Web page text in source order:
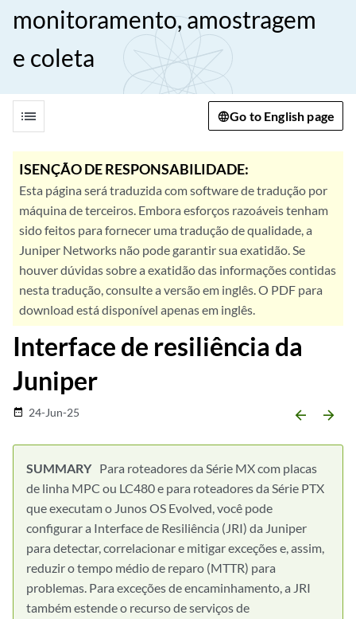
monitoramento, amostragem
e coleta
list Go to English page
ISENÇÃO DE RESPONSABILIDADE:
Esta página será traduzida com software de tradução por
máquina de terceiros. Embora esforços razoáveis tenham
sido feitos para fornecer uma tradução de qualidade, a
Juniper Networks não pode garantir sua exatidão. Se
houver dúvidas sobre a exatidão das informações contidas
nesta tradução, consulte a versão em inglês. O PDF para
download está disponível apenas em inglês.
Interface de resiliência da
Juniper
date_range 24-Jun-25 arrow_backward arrow_forward
Para roteadores da Série MX com placas
de linha MPC ou LC480 e para roteadores da Série PTX
que executam o Junos OS Evolved, você pode
configurar a Interface de Resiliência (JRI) da Juniper
para detectar, correlacionar e mitigar exceções e, assim,
reduzir o tempo médio de reparo (MTTR) para
problemas. Para exceções de encaminhamento, a JRI
também estende o recurso de serviços de